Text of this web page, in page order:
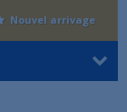
Nouvel arrivage